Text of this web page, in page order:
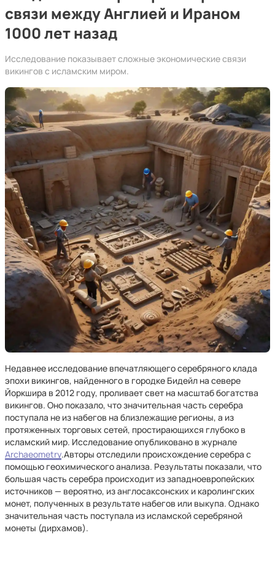
связи между Англией и Ираном
1000 лет назад
Исследование показывает сложные экономические связи
викингов с исламским миром.
Недавнее исследование впечатляющего серебряного клада
эпохи викингов, найденного в городке Бидейл на севере
Йоркшира в 2012 году, проливает свет на масштаб богатства
викингов. Оно показало, что значительная часть серебра
поступала не из набегов на близлежащие регионы, а из
протяженных торговых сетей, простирающихся глубоко в
исламский мир. Исследование опубликовано в журнале
Archaeometry.Авторы отследили происхождение серебра с
помощью геохимического анализа. Результаты показали, что
большая часть серебра происходит из западноевропейских
источников — вероятно, из англосаксонских и каролингских
монет, полученных в результате набегов или выкупа. Однако
значительная часть поступала из исламской серебряной
монеты (дирхамов).